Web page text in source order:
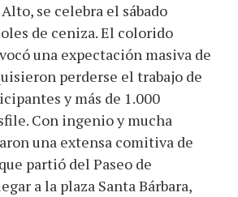
se celebra el sábado
de ceniza. El colorido
una expectación masiva de
perderse el trabajo de
y más de 1.000
Con ingenio y mucha
una extensa comitiva de
partió del Paseo de
a la plaza Santa Bárbara,